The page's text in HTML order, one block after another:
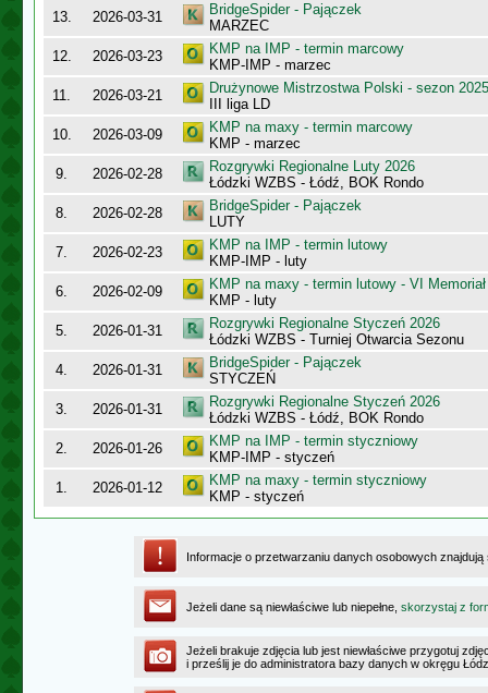
13.
2026-03-31
BridgeSpider - Pajączek
MARZEC
12.
2026-03-23
KMP na IMP - termin marcowy
KMP-IMP - marzec
11.
2026-03-21
Drużynowe Mistrzostwa Polski - sezon
III liga LD
10.
2026-03-09
KMP na maxy - termin marcowy
KMP - marzec
9.
2026-02-28
Rozgrywki Regionalne Luty 2026
Łódzki WZBS - Łódź, BOK Rondo
8.
2026-02-28
BridgeSpider - Pajączek
LUTY
7.
2026-02-23
KMP na IMP - termin lutowy
KMP-IMP - luty
6.
2026-02-09
KMP na maxy - termin lutowy - VI
KMP - luty
5.
2026-01-31
Rozgrywki Regionalne Styczeń 2026
Łódzki WZBS - Turniej Otwarcia Sezonu
4.
2026-01-31
BridgeSpider - Pajączek
STYCZEŃ
3.
2026-01-31
Rozgrywki Regionalne Styczeń 2026
Łódzki WZBS - Łódź, BOK Rondo
2.
2026-01-26
KMP na IMP - termin styczniowy
KMP-IMP - styczeń
1.
2026-01-12
KMP na maxy - termin styczniowy
KMP - styczeń
Informacje o przetwarzaniu danych osobowych
Jeżeli dane są niewłaściwe lub niepełne, skorzystaj z
Jeżeli brakuje zdjęcia lub jest niewłaściwe przygotuj
i prześlij je do administratora bazy danych w okręgu